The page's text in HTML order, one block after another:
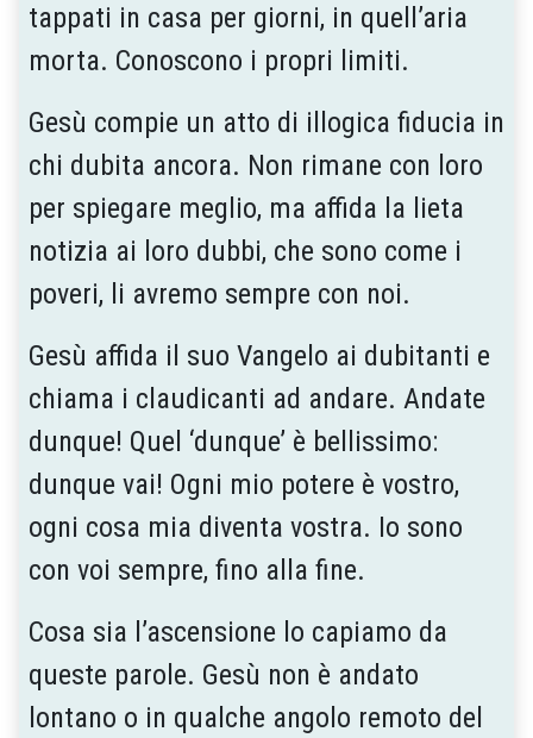
tappati in casa per giorni, in quell’aria
morta. Conoscono i propri limiti.
Gesù compie un atto di illogica fiducia in
chi dubita ancora. Non rimane con loro
per spiegare meglio, ma affida la lieta
notizia ai loro dubbi, che sono come i
poveri, li avremo sempre con noi.
Gesù affida il suo Vangelo ai dubitanti e
chiama i claudicanti ad andare. Andate
dunque! Quel ‘dunque’ è bellissimo:
dunque vai! Ogni mio potere è vostro,
ogni cosa mia diventa vostra. Io sono
con voi sempre, fino alla fine.
Cosa sia l’ascensione lo capiamo da
queste parole. Gesù non è andato
lontano o in qualche angolo remoto del